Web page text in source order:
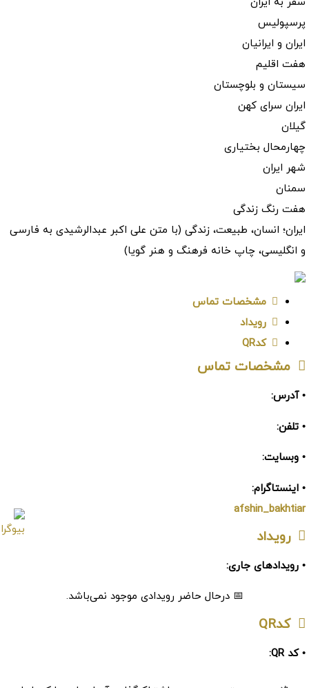
پرسپولیس
ایران و ایرانیان
هفت اقلیم
سیستان و بلوچستان
ایران سرای کهن
گیلان
چهارمحال بختیاری
شهر ایران
سمنان
هفت رنگ زندگی
ایران؛ انسان، طبیعت، زندگی (با متن علی اکبر عبدالرشیدی به فارسی
و انگلیسی، چاپ خانه فرهنگ و هنر گویا)
مشخصات تماس
رویداد
کدQR
مشخصات تماس
• آدرس:
• تلفن:
• وبسایت:
• اینستاگرام:
afshin_bakhtiar
رویداد
• رویدادهای جاری:
📅 درحال حاضر رویدادی موجود نمی‌باشد.
کدQR
• کد QR: